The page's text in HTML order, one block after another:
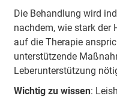
Die Behandlung wird
nachdem, wie stark der
auf die Therapie
unterstützende
Leberunterstützung
Wichtig zu wissen: